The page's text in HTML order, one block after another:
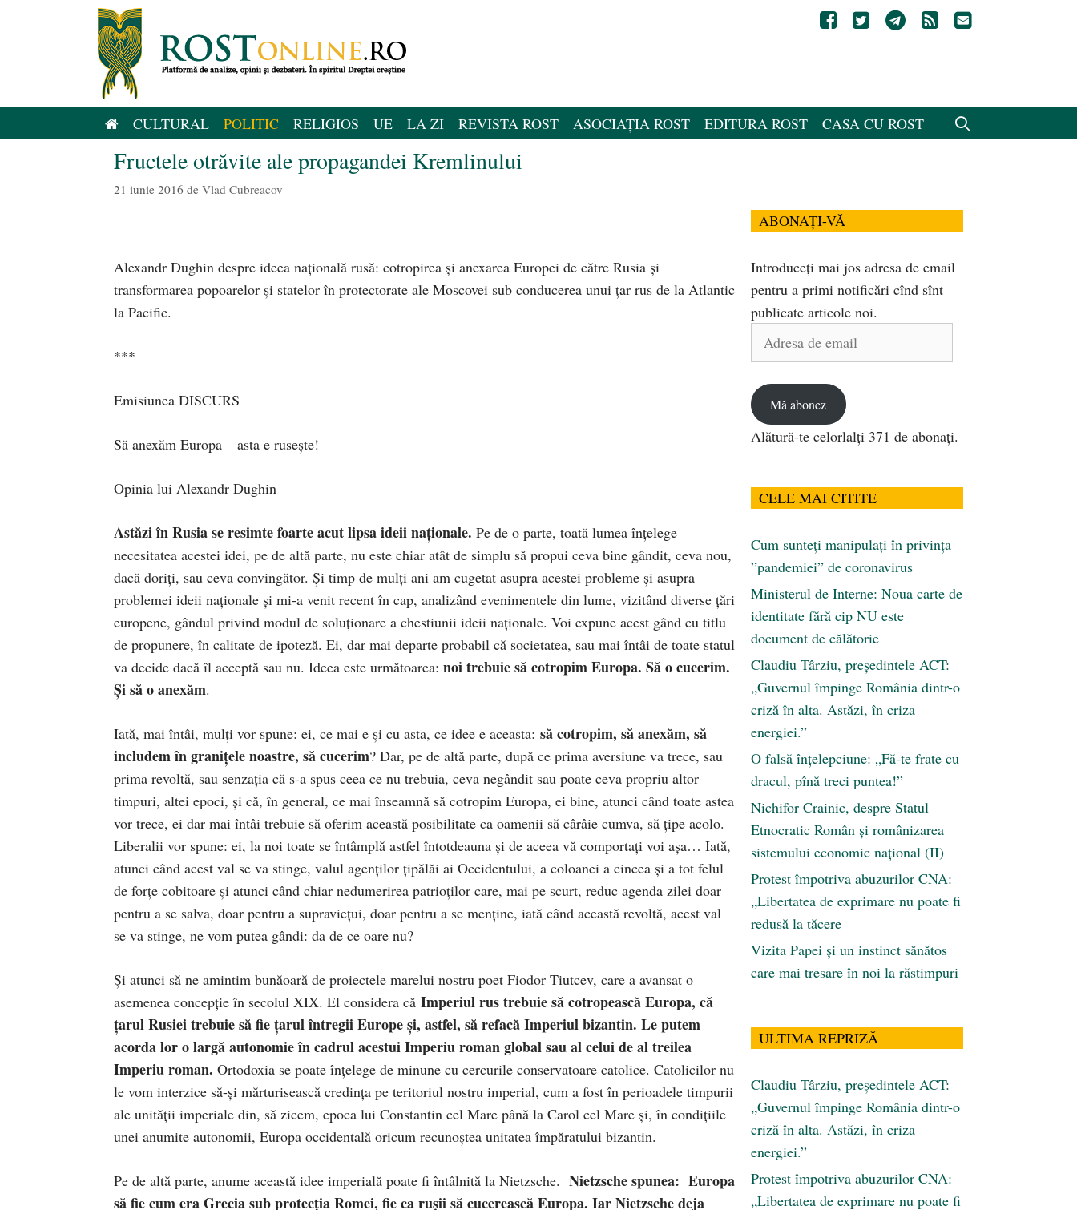
CULTURAL POLITIC RELIGIOS UE LA ZI REVISTA ROST ASOCIAȚIA ROST EDITURA ROST CASA CU ROST
Fructele otrăvite ale propagandei Kremlinului
21 iunie 2016 de Vlad Cubreacov
Alexandr Dughin despre ideea națională rusă: cotropirea și anexarea Europei de către Rusia și
transformarea popoarelor și statelor în protectorate ale Moscovei sub conducerea unui țar rus de la Atlantic
la Pacific.
***
Emisiunea DISCURS
Să anexăm Europa – asta e rusește!
Opinia lui Alexandr Dughin
Astăzi în Rusia se resimte foarte acut lipsa ideii naționale. Pe de o parte, toată lumea înțelege
necesitatea acestei idei, pe de altă parte, nu este chiar atât de simplu să propui ceva bine gândit, ceva nou,
dacă doriți, sau ceva convingător. Și timp de mulți ani am cugetat asupra acestei probleme și asupra
problemei ideii naționale și mi-a venit recent în cap, analizând evenimentele din lume, vizitând diverse țări
europene, gândul privind modul de soluționare a chestiunii ideii naționale. Voi expune acest gând cu titlu
de propunere, în calitate de ipoteză. Ei, dar mai departe probabil că societatea, sau mai întâi de toate statul
va decide dacă îl acceptă sau nu. Ideea este următoarea: noi trebuie să cotropim Europa. Să o cucerim.
Și să o anexăm.
Iată, mai întâi, mulți vor spune: ei, ce mai e și cu asta, ce idee e aceasta: să cotropim, să anexăm, să
includem în granițele noastre, să cucerim? Dar, pe de altă parte, după ce prima aversiune va trece, sau
prima revoltă, sau senzația că s-a spus ceea ce nu trebuia, ceva negândit sau poate ceva propriu altor
timpuri, altei epoci, și că, în general, ce mai înseamnă să cotropim Europa, ei bine, atunci când toate astea
vor trece, ei dar mai întâi trebuie să oferim această posibilitate ca oamenii să cârâie cumva, să țipe acolo.
Liberalii vor spune: ei, la noi toate se întâmplă astfel întotdeauna și de aceea vă comportați voi așa… Iată,
atunci când acest val se va stinge, valul agenților țipălăi ai Occidentului, a coloanei a cincea și a tot felul
de forțe cobitoare și atunci când chiar nedumerirea patrioților care, mai pe scurt, reduc agenda zilei doar
pentru a se salva, doar pentru a supraviețui, doar pentru a se menține, iată când această revoltă, acest val
se va stinge, ne vom putea gândi: da de ce oare nu?
Și atunci să ne amintim bunăoară de proiectele marelui nostru poet Fiodor Tiutcev, care a avansat o
asemenea concepție în secolul XIX. El considera că Imperiul rus trebuie să cotropească Europa, că
țarul Rusiei trebuie să fie țarul întregii Europe și, astfel, să refacă Imperiul bizantin. Le putem
acorda lor o largă autonomie în cadrul acestui Imperiu roman global sau al celui de al treilea
Imperiu roman. Ortodoxia se poate înțelege de minune cu cercurile conservatoare catolice. Catolicilor nu
le vom interzice să-și mărturisească credința pe teritoriul nostru imperial, cum a fost în perioadele timpurii
ale unității imperiale din, să zicem, epoca lui Constantin cel Mare până la Carol cel Mare și, în condițiile
unei anumite autonomii, Europa occidentală oricum recunoștea unitatea împăratului bizantin.
Pe de altă parte, anume această idee imperială poate fi întâlnită la Nietzsche. Nietzschespunea: Europa
să fie cum era Grecia sub protecția Romei, fie ca rușii să cucerească Europa. Iar Nietzsche deja
ABONAȚI-VĂ
Introduceți mai jos adresa de email
pentru a primi notificări cînd sînt
publicate articole noi.
Adresa
Mă abonez
Alătură-te celorlalți 371 de abonați.
CELE MAI CITITE
Cum sunteți manipulați în privința
”pandemiei” de coronavirus
Ministerul de Interne: Noua carte de
identitate fără cip NU este
document de călătorie
Claudiu Târziu, președintele ACT:
„Guvernul împinge România dintr-o
criză în alta. Astăzi, în criza
energiei.”
O falsă înțelepciune: „Fă-te frate cu
dracul, pînă treci puntea!”
Nichifor Crainic, despre Statul
Etnocratic Român şi românizarea
sistemului economic naţional (II)
Protest împotriva abuzurilor CNA:
„Libertatea de exprimare nu poate fi
redusă la tăcere
Vizita Papei și un instinct sănătos
care mai tresare în noi la răstimpuri
ULTIMA REPRIZĂ
Claudiu Târziu, președintele ACT:
„Guvernul împinge România dintr-o
criză în alta. Astăzi, în criza
energiei.”
Protest împotriva abuzurilor CNA:
„Libertatea de exprimare nu poate fi